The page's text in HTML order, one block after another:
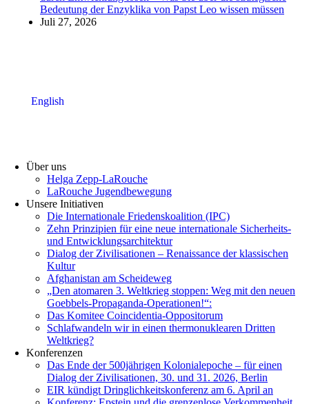
Bedeutung der Enzyklika von Papst Leo wissen müssen
Juli 27, 2026
English
Über uns
Helga Zepp-LaRouche
LaRouche Jugendbewegung
Unsere Initiativen
Die Internationale Friedenskoalition (IPC)
­Zehn Prinzipien für eine neue internationale Sicherheits-
und Entwicklungsarchitektur
Dialog der Zivilisationen – Renaissance der klassischen
Kultur
Afghanistan am Scheideweg
„Den atomaren 3. Weltkrieg stoppen: Weg mit den neuen
Goebbels-Propaganda-Operationen!“:
Das Komitee Coincidentia-Oppositorum
Schlafwandeln wir in einen thermonuklearen Dritten
Weltkrieg?
Konferenzen
Das Ende der 500jährigen Kolonialepoche – für einen
Dialog der Zivilisationen, 30. und 31. 2026, Berlin
EIR kündigt Dringlichkeitskonferenz am 6. April an